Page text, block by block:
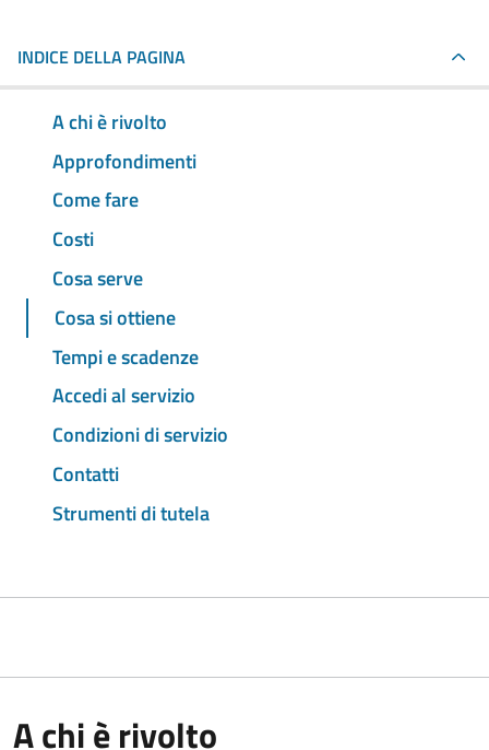
INDICE DELLA PAGINA
A chi è rivolto
Approfondimenti
Come fare
Costi
Cosa serve
Cosa si ottiene
Tempi e scadenze
Accedi al servizio
Condizioni di servizio
Contatti
Strumenti di tutela
A chi è rivolto